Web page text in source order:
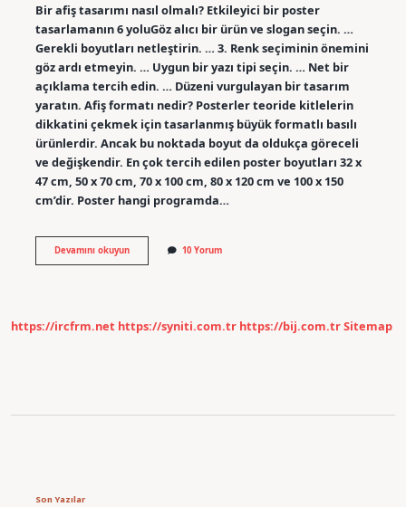
Bir afiş tasarımı nasıl olmalı? Etkileyici bir poster
tasarlamanın 6 yoluGöz alıcı bir ürün ve slogan seçin. …
Gerekli boyutları netleştirin. … 3. Renk seçiminin önemini
göz ardı etmeyin. … Uygun bir yazı tipi seçin. … Net bir
açıklama tercih edin. … Düzeni vurgulayan bir tasarım
yaratın. Afiş formatı nedir? Posterler teoride kitlelerin
dikkatini çekmek için tasarlanmış büyük formatlı basılı
ürünlerdir. Ancak bu noktada boyut da oldukça göreceli
ve değişkendir. En çok tercih edilen poster boyutları 32 x
47 cm, 50 x 70 cm, 70 x 100 cm, 80 x 120 cm ve 100 x 150
cm’dir. Poster hangi programda…
Devamını okuyunAfiş
Hazırlamak
10 Yorum
https://ircfrm.net https://syniti.com.tr https://bij.com.trSitemap
Son Yazılar